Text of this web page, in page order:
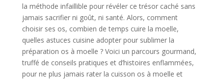
la méthode infaillible pour révéler ce trésor caché sans
jamais sacrifier ni goût, ni santé. Alors, comment
choisir ses os, combien de temps cuire la moelle,
quelles astuces cuisine adopter pour sublimer la
préparation os à moelle ? Voici un parcours gourmand,
truffé de conseils pratiques et d’histoires enflammées,
pour ne plus jamais rater la cuisson os à moelle et